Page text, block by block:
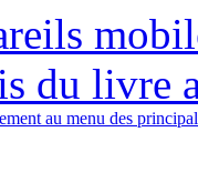
du livre
au menu des